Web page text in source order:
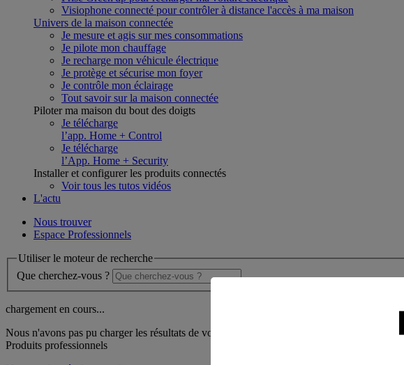
Visiophone connecté pour contrôler à distance l'accès à ma maison
Univers de la maison connectée
Je mesure et agis sur mes consommations
Je pilote mon chauffage
Je recharge mon véhicule électrique
Je protège et sécurise mon foyer
Je contrôle mon éclairage
Tout savoir sur la maison connectée
Piloter ma maison du bout des doigts
Je télécharge
l’app. Home + Control
Je télécharge
l’App. Home + Security
Installer et configurer les produits connectés
Voir tous les tutos vidéos
L'actu
Nous trouver
Espace Professionnels
Utiliser le moteur de recherche
Que cherchez-vous ?
chargement en cours...
Nous n'avons pas pu charger les résultats de votre recherche
Produits professionnels